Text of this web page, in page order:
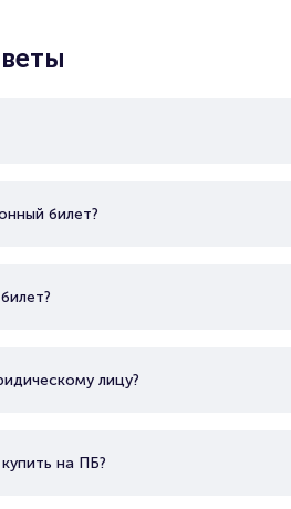
билет?
лицу?
на ПБ?